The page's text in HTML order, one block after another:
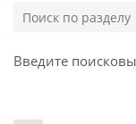
Введите